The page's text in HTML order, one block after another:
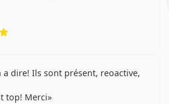
a dire! Ils sont présent, reoactive,
top! Merci